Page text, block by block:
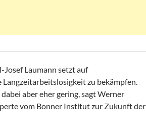
Laumann setzt auf
zu bekämpfen.
aber eher gering, sagt Werner
vom Bonner Institut zur Zukunft der